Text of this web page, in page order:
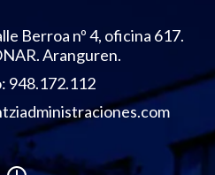
Berroa nº 4, oficina 617.
Aranguren.
948.172.112